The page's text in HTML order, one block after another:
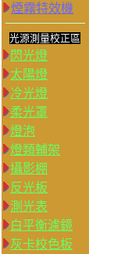
煙霧特效機
光源測量校正區
閃光燈
太陽燈
冷光燈
柔光罩
燈泡
燈類輔架
攝影棚
反光板
測光表
白平衡濾鏡
灰卡校色板